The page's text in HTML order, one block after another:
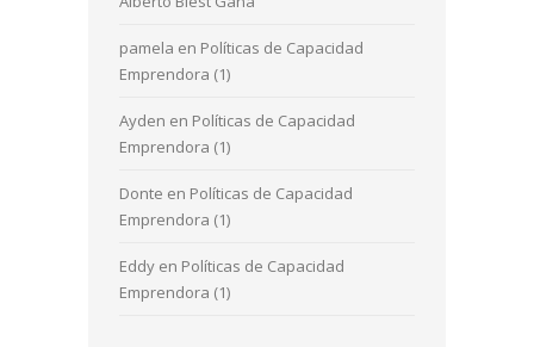
pamela en Políticas de Capacidad
Emprendora (1)
Ayden en Políticas de Capacidad
Emprendora (1)
Donte en Políticas de Capacidad
Emprendora (1)
Eddy en Políticas de Capacidad
Emprendora (1)